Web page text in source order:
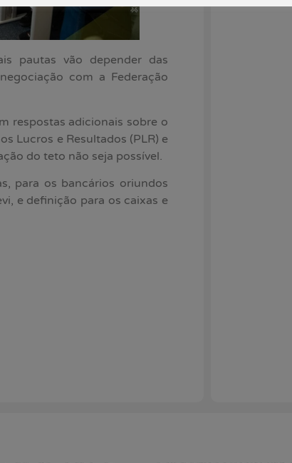
pautas vão depender das
com a Federação
respostas adicionais sobre o
Lucros e Resultados (PLR) e
do teto não seja possível.
para os bancários oriundos
e definição para os caixas e